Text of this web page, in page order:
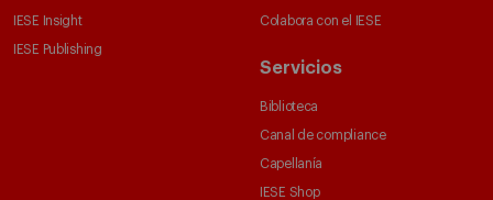
IESE Insight
IESE Publishing
Colabora con el IESE
Servicios
Biblioteca
Canal de compliance
Capellanía
IESE Shop